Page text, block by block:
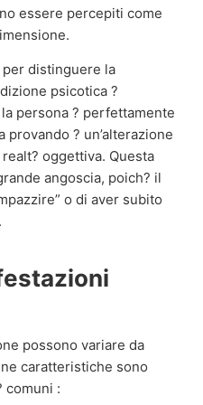
essere percepiti come
distinguere la
psicotica ?
la persona ? perfettamente
? un’alterazione
oggettiva. Questa
angoscia, poich? il
o di aver subito
possono variare da
caratteristiche sono
comuni :